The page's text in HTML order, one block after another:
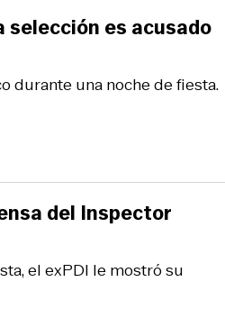
durante una noche de fiesta.
es acusado
el exPDI le mostró su
del Inspector